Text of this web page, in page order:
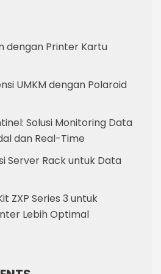
dengan Printer Kartu
UMKM dengan Polaroid
Solusi Monitoring Data
dan Real-Time
Server Rack untuk Data
ZXP Series 3 untuk
Lebih Optimal